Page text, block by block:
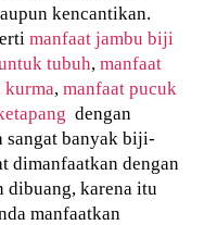
kencantikan.
manfaat jambu biji
tubuh,manfaat
,manfaat pucuk
dengan
banyak biji-
dimanfaatkan dengan
dibuang, karena itu
manfaatkan